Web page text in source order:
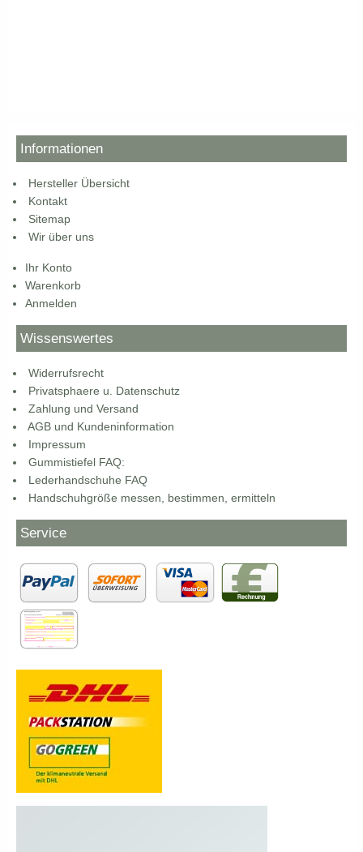
Informationen
Hersteller Übersicht
Kontakt
Sitemap
Wir über uns
Ihr Konto
Warenkorb
Anmelden
Wissenswertes
Widerrufsrecht
Privatsphaere u. Datenschutz
Zahlung und Versand
AGB und Kundeninformation
Impressum
Gummistiefel FAQ:
Lederhandschuhe FAQ
Handschuhgröße messen, bestimmen, ermitteln
Service